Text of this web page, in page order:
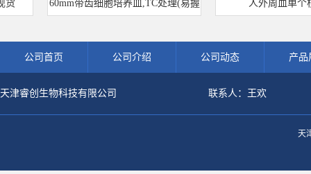
60mm带齿细胞培养皿,TC处理(易握 人外周血单个核
公司首页 公司介绍 公司动态 产品
天津睿创生物科技有限公司 联系人：王欢
天